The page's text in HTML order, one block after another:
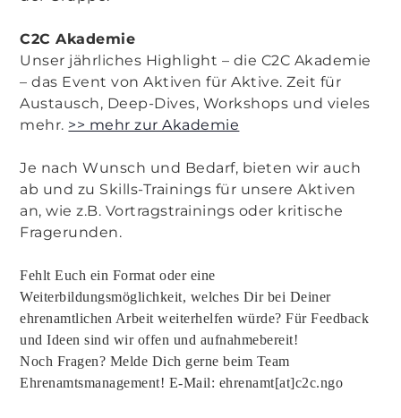
C2C Akademie
Unser jährliches Highlight – die C2C Akademie
– das Event von Aktiven für Aktive. Zeit für
Austausch, Deep-Dives, Workshops und vieles
mehr. >> mehr zur Akademie
Je nach Wunsch und Bedarf, bieten wir auch
ab und zu Skills-Trainings für unsere Aktiven
an, wie z.B. Vortragstrainings oder kritische
Fragerunden.
Fehlt Euch ein Format oder eine
Weiterbildungsmöglichkeit, welches Dir bei Deiner
ehrenamtlichen Arbeit weiterhelfen würde? Für Feedback
und Ideen sind wir offen und aufnahmebereit!
Noch Fragen? Melde Dich gerne beim Team
Ehrenamtsmanagement! E-Mail: ehrenamt[at]c2c.ngo